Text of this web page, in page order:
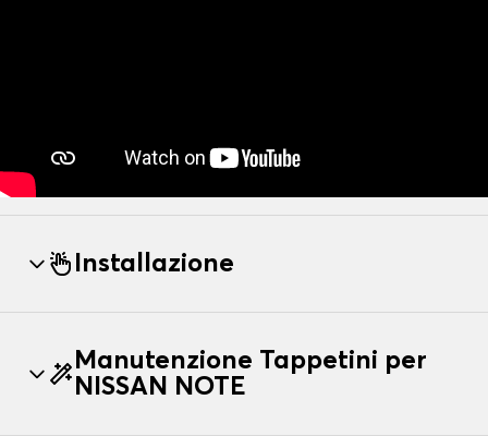
Installazione
Manutenzione Tappetini per
NISSAN NOTE